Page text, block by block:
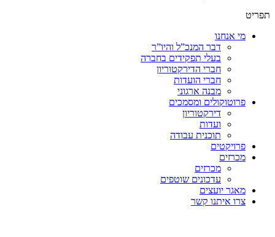
תפריט
מי אנחנו
דבר המנכ”ל והיו”ר
בעלי תפקידים בחברה
חברי הדירקטוריון
חברי הועדות
מבנה ארגוני
פרוטוקולים ומסמכים
דירקטוריון
ועדות
תוכנית עבודה
פרויקטים
מכרזים
מכרזים
עדכונים שוטפים
מאגר יועצים
צרו איתנו קשר